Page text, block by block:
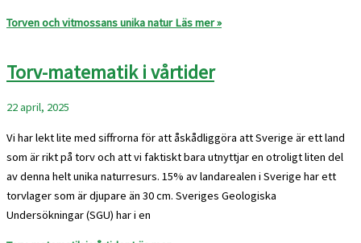
Torven och vitmossans unika naturLäs mer »
Torv-matematik i vårtider
22 april, 2025
Vi har lekt lite med siffrorna för att åskådliggöra att Sverige är ett land
som är rikt på torv och att vi faktiskt bara utnyttjar en otroligt liten del
av denna helt unika naturresurs. 15% av landarealen i Sverige har ett
torvlager som är djupare än 30 cm. Sveriges Geologiska
Undersökningar (SGU) har i en